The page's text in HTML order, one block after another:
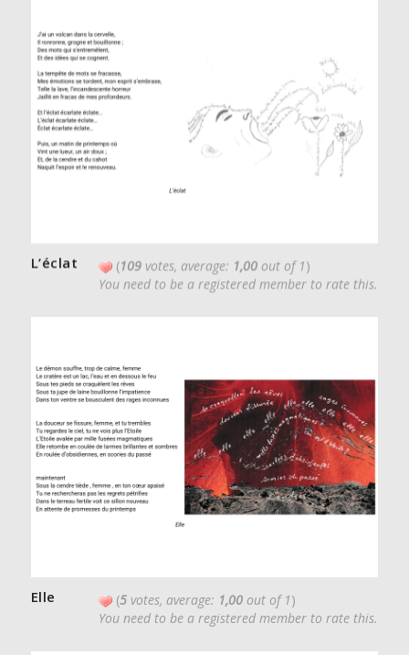
(109 votes, average: 1,00 out of 1)
You need to be a registered member to rate this.
L’éclat
(5 votes, average: 1,00 out of 1)
You need to be a registered member to rate this.
Elle